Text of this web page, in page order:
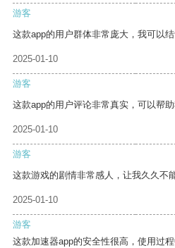
游客
这款app的用户群体非常庞大，我可以
2025-01-10
游客
这款app的用户评论非常真实，可以帮助
2025-01-10
游客
这款游戏的剧情非常感人，让我久久不
2025-01-10
游客
这款加速器app的安全性很高，使用过